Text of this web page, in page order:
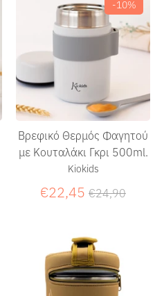
Βρεφικό Θερμός Φαγητού
με Κουταλάκι Γκρι 500ml.
Kiokids
€22,45 Κανονική
€24,90
-10%